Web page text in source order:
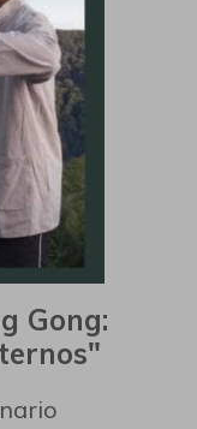
Gong: